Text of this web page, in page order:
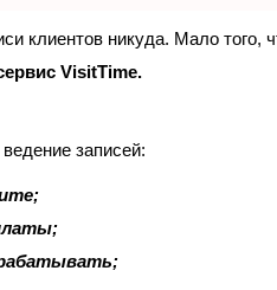
клиентов никуда. Мало
VisitTime.
записей: